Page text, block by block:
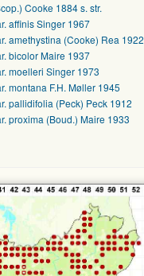
Cooke 1884 s. str.
affinis Singer 1967
amethystina (Cooke) Rea 1922
bicolor Maire 1937
moelleri Singer 1973
montana F.H. Møller 1945
pallidifolia (Peck) Peck 1912
proxima (Boud.) Maire 1933